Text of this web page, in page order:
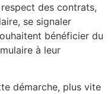
des contrats,
se signaler
bénéficier du
à leur
démarche, plus vite